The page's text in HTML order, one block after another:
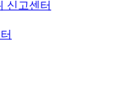
신고센터